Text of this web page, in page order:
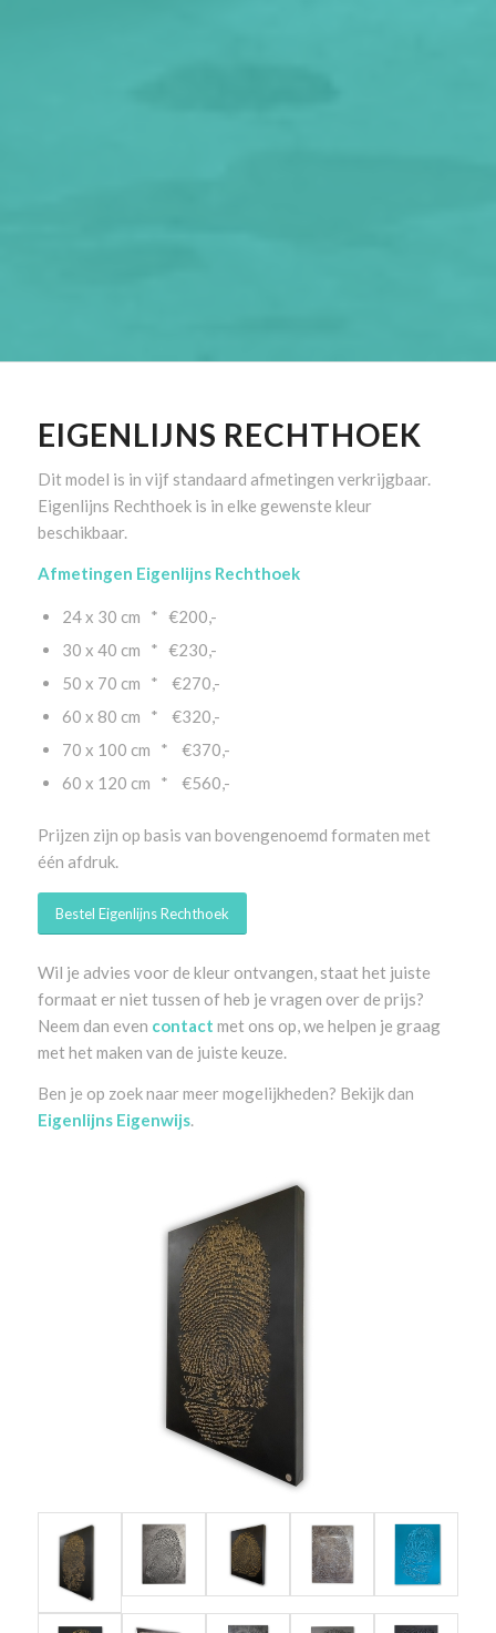
EIGENLIJNS RECHTHOEK
Dit model is in vijf standaard afmetingen verkrijgbaar.
Eigenlijns Rechthoek is in elke gewenste kleur
beschikbaar.
Afmetingen Eigenlijns Rechthoek
24 x 30 cm * €200,-
30 x 40 cm * €230,-
50 x 70 cm * €270,-
60 x 80 cm * €320,-
70 x 100 cm * €370,-
60 x 120 cm * €560,-
Prijzen zijn op basis van bovengenoemd formaten met
één afdruk.
Bestel Eigenlijns Rechthoek
Wil je advies voor de kleur ontvangen, staat het juiste
formaat er niet tussen of heb je vragen over de prijs?
Neem dan even contact met ons op, we helpen je graag
met het maken van de juiste keuze.
Ben je op zoek naar meer mogelijkheden? Bekijk dan
Eigenlijns Eigenwijs.